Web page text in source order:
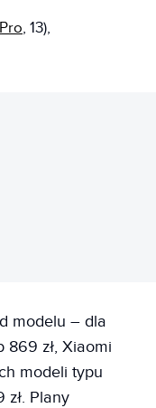
, 13),
modelu – dla
869 zł, Xiaomi
modeli typu
zł. Plany